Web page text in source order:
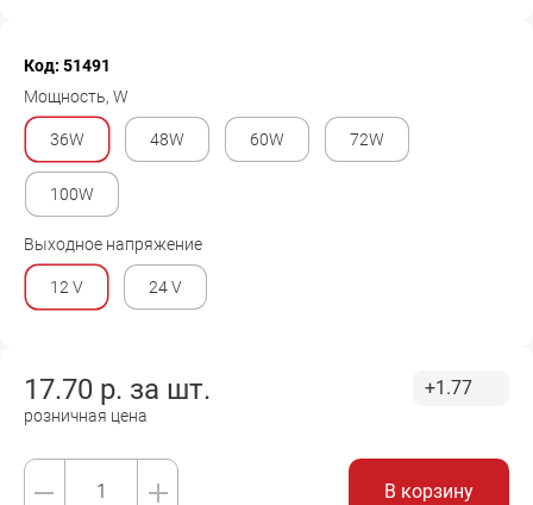
Код: 51491
Мощность, W
36W 48W 60W 72W
100W
Выходное напряжение
12 V 24 V
17.70 р. за шт.
розничная цена
+1.77
В корзину